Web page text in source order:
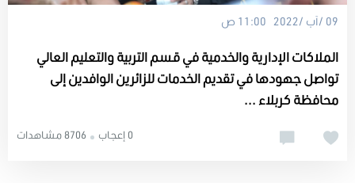
09 /آب /2022 11:00 ص
الملاكات الإدارية والخدمية في قسم التربية والتعليم العالي
تواصل جهودها في تقديم الخدمات للزائرين الوافدين إلى
محافظة كربلاء ...
8706 مشاهدات 0 إعجاب